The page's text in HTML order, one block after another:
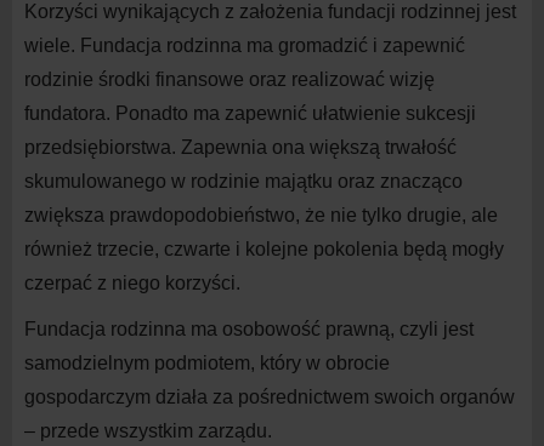
Korzyści wynikających z założenia fundacji rodzinnej jest
wiele. Fundacja rodzinna ma gromadzić i zapewnić
rodzinie środki finansowe oraz realizować wizję
fundatora. Ponadto ma zapewnić ułatwienie sukcesji
przedsiębiorstwa. Zapewnia ona większą trwałość
skumulowanego w rodzinie majątku oraz znacząco
zwiększa prawdopodobieństwo, że nie tylko drugie, ale
również trzecie, czwarte i kolejne pokolenia będą mogły
czerpać z niego korzyści.
Fundacja rodzinna ma osobowość prawną, czyli jest
samodzielnym podmiotem, który w obrocie
gospodarczym działa za pośrednictwem swoich organów
– przede wszystkim zarządu.